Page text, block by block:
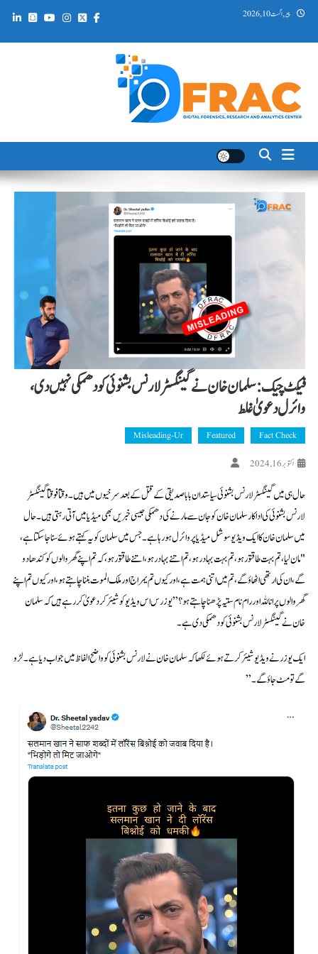
Skip پیر, اگست 10, 2026
DFRAC_ORG
فیکٹ چیک: سلمان خان نے گینگسٹر لارنس بشنوئی کو دھمکی نہیں دی،
وائرل دعویٰ غلط
Fact Check
Featured
Misleading-Ur
اکتوبر 16, 2024
حال ہی میں گینگسٹر لارنس بشنوئی سیاستدان بابا صدیقی کے قتل کے بعد سرخیوں میں ہیں۔ وقتاً فوقتاً گینگسٹر
لارنس بشنوئی کی اداکار سلمان خان کو جان سے مارنے کی دھمکی جیسی خبریں بھی میڈیا میں آتی رہتی ہیں۔ حال
میں سلمان خان کا ایک ویڈیو سوشل میڈیا پر وائرل ہو رہا ہے۔ جس میں سلمان کو یہ کہتے ہوئے سنا جا سکتا ہے،
"مان لیا، تم بہت طاقتور ہو، تم بہت بہادر ہو، تم اتنے بہادر ہو، اتنے طاقتور ہو، کہ تم اپنے گھر والوں کو کندھا دو
گے، ان کی ارتھی اٹھاؤ گے، تم میں اتنی ہمت ہے ،اور کیوں تم یمراج اور ملک الموت بننا چاہتے ہو، اور کیوں تم اپنے
گھر والوں پر انا للہ اور رام نام ستیہ پڑھنا چاہتے ہو؟” یوزرس اس ویڈیو کو شیئر کر دعویٰ کر رہے ہیں کہ سلمان
خان نے گینگسٹر لارنس بشنوئی کو دھمکی دی ہے۔
ایک یوزر نے ویڈیو شیئر کرتے ہوئے لکھا کہ سلمان خان نے لارنس بشنوئی کو واضح الفاظ میں جواب دیا ہے۔ لڑو
گے تو مٹ جاؤ گے۔”